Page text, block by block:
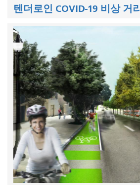
텐더로인 COVID-19 비상 거리